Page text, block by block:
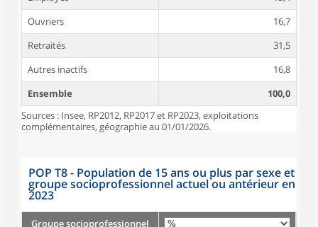
Ouvriers
16,7
Retraités
31,5
Autres inactifs
16,8
Ensemble
100,0
Sources : Insee, RP2012, RP2017 et RP2023, exploitations
complémentaires, géographie au 01/01/2026.
POP T8 - Population de 15 ans ou plus par sexe et
groupe socioprofessionnel actuel ou antérieur en
2023
Groupe socioprofessionnel